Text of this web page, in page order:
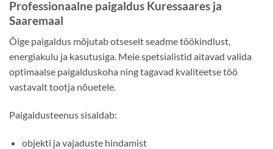
Professionaalne paigaldus Kuressaares ja
Saaremaal
Õige paigaldus mõjutab otseselt seadme töökindlust,
energiakulu ja kasutusiga. Meie spetsialistid aitavad valida
optimaalse paigalduskoha ning tagavad kvaliteetse töö
vastavalt tootja nõuetele.
Paigaldusteenus sisaldab:
objekti ja vajaduste hindamist